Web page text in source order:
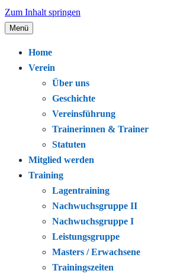
Zum Inhalt springen
Schwimmclub Bregenz
Leidenschaft.
Menü
Home
Verein
Über uns
Geschichte
Vereinsführung
Trainerinnen & Trainer
Statuten
Mitglied werden
Training
Lagentraining
Nachwuchsgruppe II
Nachwuchsgruppe I
Leistungsgruppe
Masters / Erwachsene
Trainingszeiten